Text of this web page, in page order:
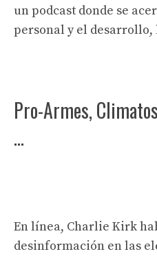
un podcast donde se
personal y el desarrollo,
Pro-Armes,
…
En línea, Charlie Kirk
desinformación en las